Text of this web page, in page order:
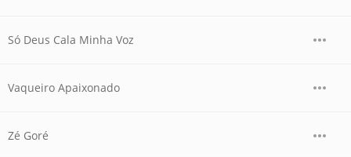
Só Deus Cala Minha Voz
Vaqueiro Apaixonado
Zé Goré